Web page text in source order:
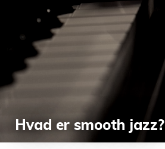
Hvad er smooth jazz?